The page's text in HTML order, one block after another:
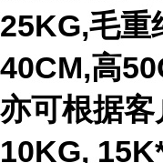
25KG,毛重
40CM,高
亦可根据
10KG,